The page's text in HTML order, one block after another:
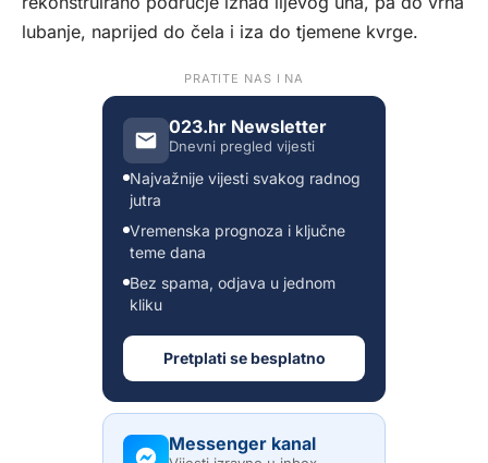
lubanje, naprijed do čela i iza do tjemene kvrge.
PRATITE NAS I NA
023.hr Newsletter
Dnevni pregled vijesti
Najvažnije vijesti svakog radnog
jutra
Vremenska prognoza i ključne
teme dana
Bez spama, odjava u jednom
kliku
Pretplati se besplatno
Messenger kanal